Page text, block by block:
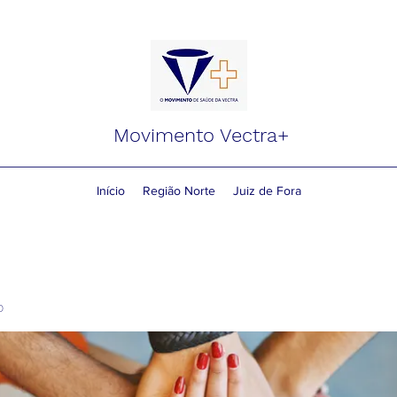
Movimento Vectra+
Início Região Norte Juiz de Fora